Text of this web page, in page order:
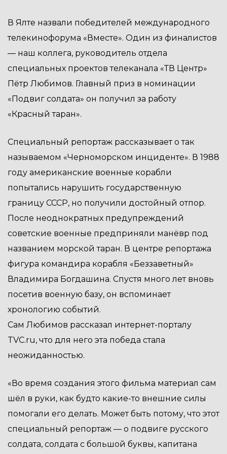
В Ялте назвали победителей международного
телекинофорума «Вместе». Один из финалистов
— наш коллега, руководитель отдела
специальных проектов телеканала «ТВ Центр»
Пётр Любимов. Главный приз в номинации
«Подвиг солдата» он получил за работу
«Красный таран».
Специальный репортаж рассказывает о так
называемом «Черноморском инциденте». В 1988
году американские военные корабли
попытались нарушить государственную
границу СССР, но получили достойный отпор.
После неоднократных предупреждений
советские военные предприняли манёвр под
названием морской таран. В центре репортажа
фигура командира корабля «Беззаветный»
Владимира Богдашина. Спустя много лет вновь
посетив военную базу, он вспоминает
хронологию событий.
Сам Любимов рассказал интернет-порталу
TVC.ru, что для него эта победа стала
неожиданностью.
«Во время создания этого фильма материал сам
шёл в руки, как будто какие-то внешние силы
помогали его делать. Может быть потому, что этот
специальный репортаж — о подвиге русского
солдата, солдата с большой буквы, капитана